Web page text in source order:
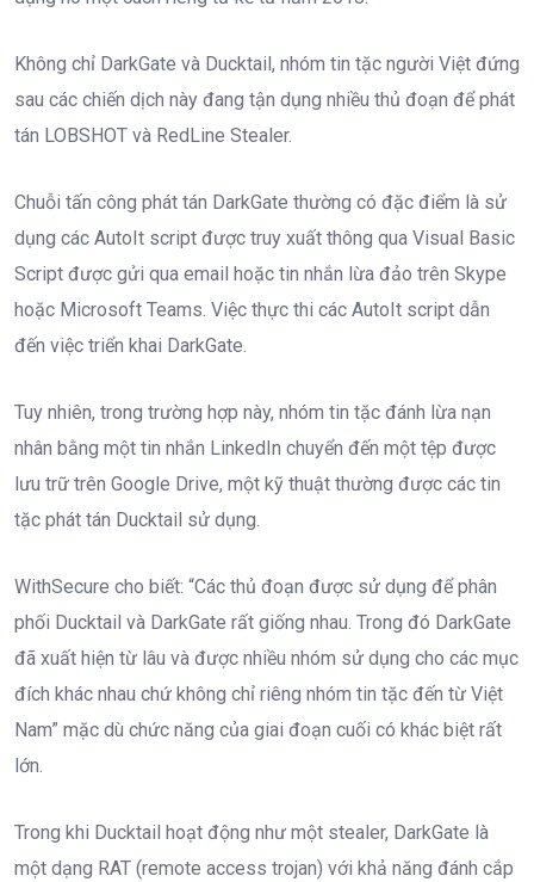
Không chỉ DarkGate và Ducktail, nhóm tin tặc người Việt đứng
sau các chiến dịch này đang tận dụng nhiều thủ đoạn để phát
tán LOBSHOT và RedLine Stealer.
Chuỗi tấn công phát tán DarkGate thường có đặc điểm là sử
dụng các AutoIt script được truy xuất thông qua Visual Basic
Script được gửi qua email hoặc tin nhắn lừa đảo trên Skype
hoặc Microsoft Teams. Việc thực thi các AutoIt script dẫn
đến việc triển khai DarkGate.
Tuy nhiên, trong trường hợp này, nhóm tin tặc đánh lừa nạn
nhân bằng một tin nhắn LinkedIn chuyển đến một tệp được
lưu trữ trên Google Drive, một kỹ thuật thường được các tin
tặc phát tán Ducktail sử dụng.
WithSecure cho biết: “Các thủ đoạn được sử dụng để phân
phối Ducktail và DarkGate rất giống nhau. Trong đó DarkGate
đã xuất hiện từ lâu và được nhiều nhóm sử dụng cho các mục
đích khác nhau chứ không chỉ riêng nhóm tin tặc đến từ Việt
Nam” mặc dù chức năng của giai đoạn cuối có khác biệt rất
lớn.
Trong khi Ducktail hoạt động như một stealer, DarkGate là
một dạng RAT (remote access trojan) với khả năng đánh cắp